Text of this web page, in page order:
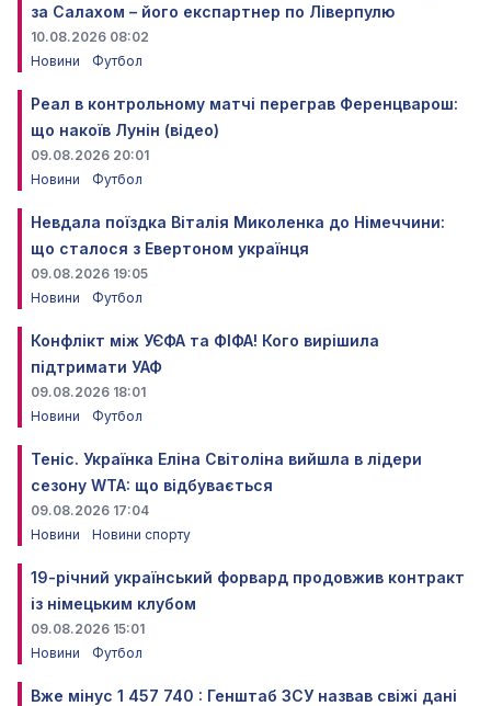
за Салахом – його експартнер по Ліверпулю
10.08.2026 08:02
Новини
Футбол
Реал в контрольному матчі переграв Ференцварош:
що накоїв Лунін (відео)
09.08.2026 20:01
Новини
Футбол
Невдала поїздка Віталія Миколенка до Німеччини:
що сталося з Евертоном українця
09.08.2026 19:05
Новини
Футбол
Конфлікт між УЄФА та ФІФА! Кого вирішила
підтримати УАФ
09.08.2026 18:01
Новини
Футбол
Теніс. Українка Еліна Світоліна вийшла в лідери
сезону WTA: що відбувається
09.08.2026 17:04
Новини
Новини спорту
19-річний український форвард продовжив контракт
із німецьким клубом
09.08.2026 15:01
Новини
Футбол
Вже мінус 1 457 740 : Генштаб ЗСУ назвав свіжі дані